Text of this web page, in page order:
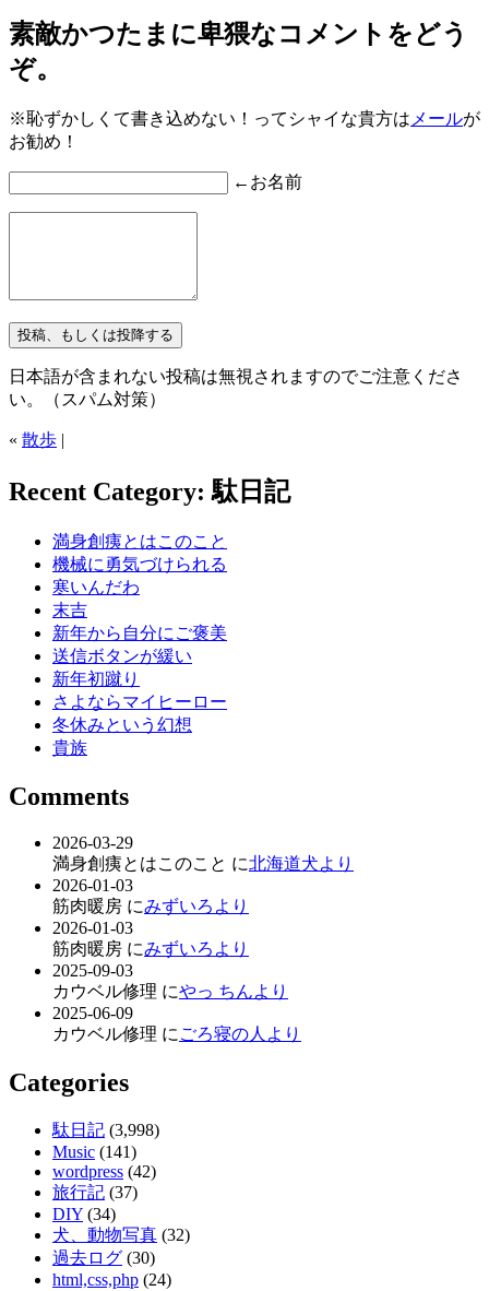
素敵かつたまに卑猥なコメントをどう
ぞ。
※恥ずかしくて書き込めない！ってシャイな貴方は メールが
お勧め！
←お名前
日本語が含まれない投稿は無視されますのでご注意くださ
い。（スパム対策）
« 散歩 |
Recent Category: 駄日記
満身創痍とはこのこと
機械に勇気づけられる
寒いんだわ
末吉
新年から自分にご褒美
送信ボタンが緩い
新年初蹴り
さよならマイヒーロー
冬休みという幻想
貴族
Comments
2026-03-29
満身創痍とはこのこと に北海道犬より
2026-01-03
筋肉暖房 にみずいろより
2026-01-03
筋肉暖房 にみずいろより
2025-09-03
カウベル修理 にやっ ちんより
2025-06-09
カウベル修理 に ごろ寝の人より
Categories
駄日記 (3,998)
Music (141)
wordpress (42)
旅行記 (37)
DIY (34)
犬、動物写真 (32)
過去ログ (30)
html,css,php (24)